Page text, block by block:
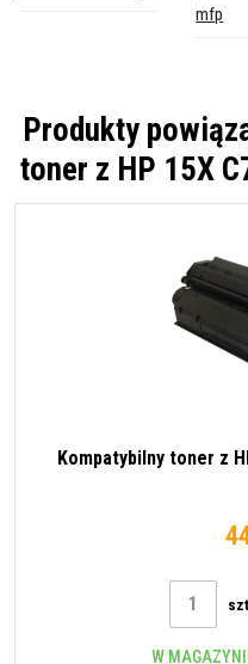
mfp
Produkty
toner z HP 15X
Kompatybilny toner z
szt
W